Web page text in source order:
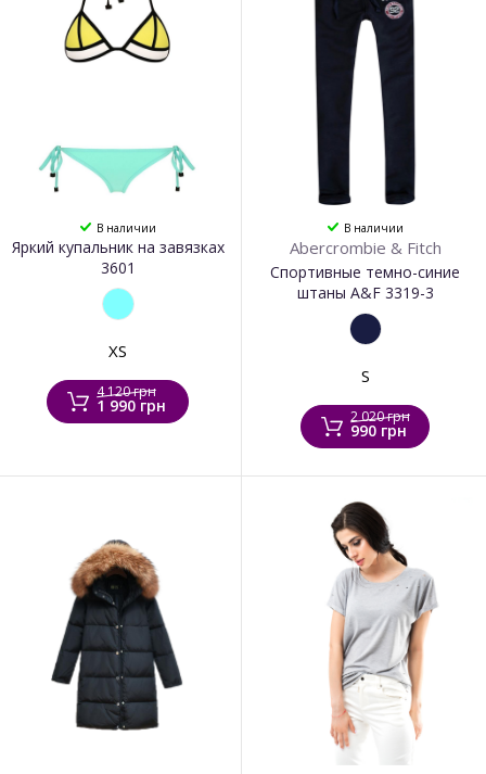
В наличии
Яркий купальник на завязках
3601
XS
4 120 грн
1 990 грн
В наличии
Abercrombie & Fitch
Спортивные темно-синие
штаны A&F 3319-3
S
2 020 грн
990 грн